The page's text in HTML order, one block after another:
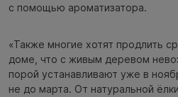
с помощью ароматизатора.
«Также многие хотят продлить
доме, что с живым деревом
порой устанавливают уже в
не до марта. От натуральной